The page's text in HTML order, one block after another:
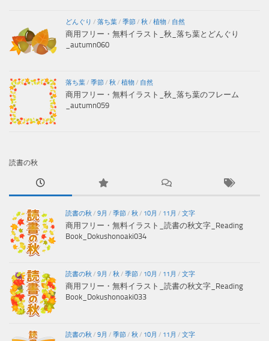
どんぐり / 落ち葉/ 季節/ 秋 / 植物/ 自然
商用フリー・無料イラスト_秋_落ち葉とどんぐり
_autumn060
落ち葉/ 季節/ 秋 / 植物/ 自然
商用フリー・無料イラスト_秋_落ち葉のフレーム
_autumn059
読書の秋
読書の秋 / 9月 / 季節/ 秋 / 10月 / 11月 / 文字
商用フリー・無料イラスト_読書の秋文字_Reading
Book_Dokushonoaki034
読書の秋 / 9月 / 秋 / 季節/ 10月 / 11月 / 文字
商用フリー・無料イラスト_読書の秋文字_Reading
Book_Dokushonoaki033
読書の秋 / 9月 / 季節/ 秋 / 10月 / 11月 / 文字